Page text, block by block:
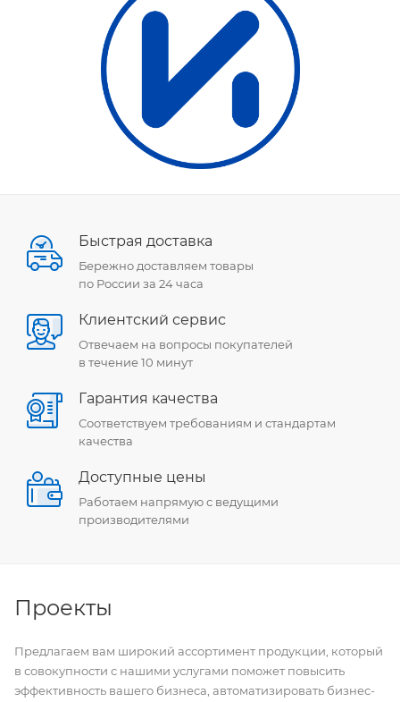
Быстрая доставка
Бережно доставляем товары
по России за 24 часа
Клиентский сервис
Отвечаем на вопросы покупателей
в течение 10 минут
Гарантия качества
Соответствуем требованиям и стандартам
качества
Доступные цены
Работаем напрямую с ведущими
производителями
Проекты
Предлагаем вам широкий ассортимент продукции, который
в совокупности с нашими услугами поможет повысить
эффективность вашего бизнеса, автоматизировать бизнес-